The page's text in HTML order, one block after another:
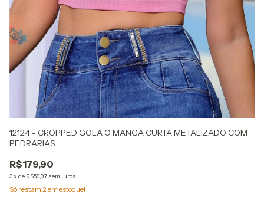
12124 - CROPPED GOLA O MANGA CURTA METALIZADO COM
PEDRARIAS
R$179,90
3x de R$59,97 sem juros
Só restam 2 em estoque!